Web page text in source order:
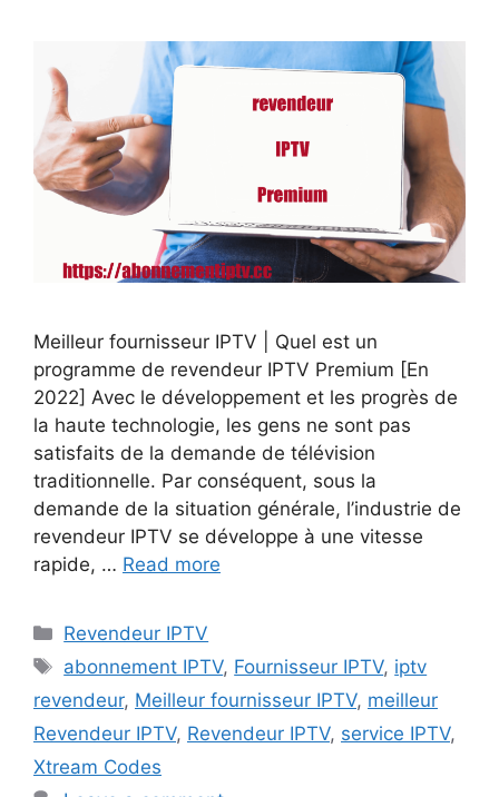
Meilleur fournisseur IPTV | Quel est un
programme de revendeur IPTV Premium [En
2022] Avec le développement et les progrès de
la haute technologie, les gens ne sont pas
satisfaits de la demande de télévision
traditionnelle. Par conséquent, sous la
demande de la situation générale, l’industrie de
revendeur IPTV se développe à une vitesse
rapide, … Read more
Categories
Revendeur IPTV
Tags
abonnement IPTV, Fournisseur IPTV, iptv
revendeur, Meilleur fournisseur IPTV, meilleur
Revendeur IPTV, Revendeur IPTV, service IPTV,
Xtream Codes